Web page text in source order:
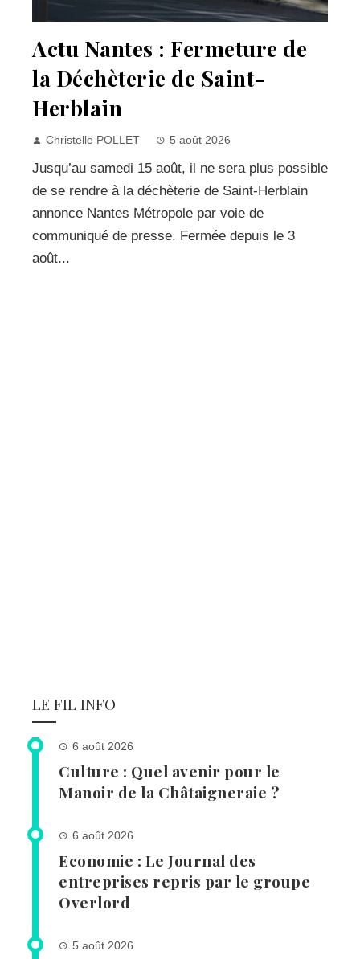
Actu Nantes : Fermeture de
la Déchèterie de Saint-
Herblain
Christelle POLLET 5 août 2026
Jusqu’au samedi 15 août, il ne sera plus possible
de se rendre à la déchèterie de Saint-Herblain
annonce Nantes Métropole par voie de
communiqué de presse. Fermée depuis le 3
août...
LE FIL INFO
6 août 2026
Culture : Quel avenir pour le
Manoir de la Châtaigneraie ?
6 août 2026
Economie : Le Journal des
entreprises repris par le groupe
Overlord
5 août 2026